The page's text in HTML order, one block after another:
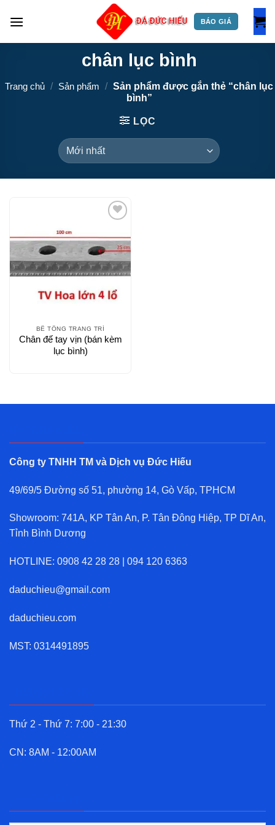
BÁO GIÁ
chân lục bình
Trang chủ / Sản phẩm / Sản phẩm được gắn thẻ “chân lục
bình”
LỌC
Add to wishlist
BÊ TÔNG TRANG TRÍ
Chân đế tay vịn (bán kèm
lục bình)
Công ty TNHH TM và Dịch vụ Đức Hiếu
49/69/5 Đường số 51, phường 14, Gò Vấp, TPHCM
Showroom: 741A, KP Tân An, P. Tân Đông Hiệp, TP Dĩ An,
Tỉnh Bình Dương
HOTLINE: 0908 42 28 28 094 120 6363
daduchieu@gmail.com
daduchieu.com
MST: 0314491895
Thứ 2 - Thứ 7: 7:00 - 21:30
CN: 8AM - 12:00AM